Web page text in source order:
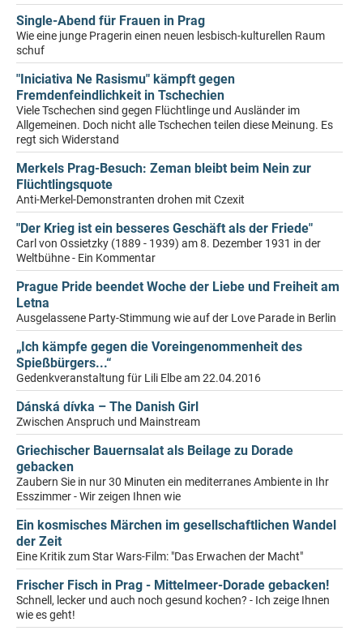
Single-Abend für Frauen in Prag
Wie eine junge Pragerin einen neuen lesbisch-kulturellen Raum
schuf
"Iniciativa Ne Rasismu" kämpft gegen
Fremdenfeindlichkeit in Tschechien
Viele Tschechen sind gegen Flüchtlinge und Ausländer im
Allgemeinen. Doch nicht alle Tschechen teilen diese Meinung. Es
regt sich Widerstand
Merkels Prag-Besuch: Zeman bleibt beim Nein zur
Flüchtlingsquote
Anti-Merkel-Demonstranten drohen mit Czexit
"Der Krieg ist ein besseres Geschäft als der Friede"
Carl von Ossietzky (1889 - 1939) am 8. Dezember 1931 in der
Weltbühne - Ein Kommentar
Prague Pride beendet Woche der Liebe und Freiheit am
Letna
Ausgelassene Party-Stimmung wie auf der Love Parade in Berlin
„Ich kämpfe gegen die Voreingenommenheit des
Spießbürgers...“
Gedenkveranstaltung für Lili Elbe am 22.04.2016
Dánská dívka – The Danish Girl
Zwischen Anspruch und Mainstream
Griechischer Bauernsalat als Beilage zu Dorade
gebacken
Zaubern Sie in nur 30 Minuten ein mediterranes Ambiente in Ihr
Esszimmer - Wir zeigen Ihnen wie
Ein kosmisches Märchen im gesellschaftlichen Wandel
der Zeit
Eine Kritik zum Star Wars-Film: "Das Erwachen der Macht"
Frischer Fisch in Prag - Mittelmeer-Dorade gebacken!
Schnell, lecker und auch noch gesund kochen? - Ich zeige Ihnen
wie es geht!